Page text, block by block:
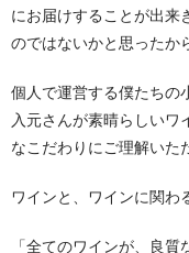
にお届けすることが出来
のではないかと思ったか
個人で運営する僕たちの
入元さんが素晴らしいワ
なこだわりにご理解いた
ワインと、ワインに関わ
「全てのワインが、良